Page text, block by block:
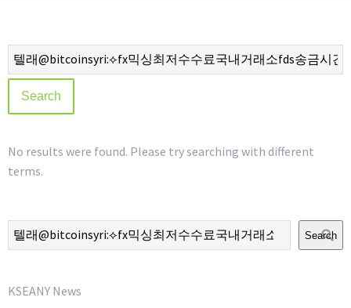
No results were found. Please try searching with different
terms.
Search
KSEANY News